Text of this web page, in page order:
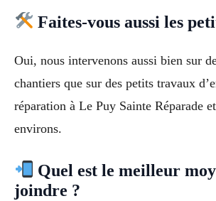
Faites-vous aussi les
Oui, nous intervenons aussi bien sur
chantiers que sur des petits travaux
réparation à Le Puy Sainte Réparade
environs.
Quel est le meilleur
joindre ?